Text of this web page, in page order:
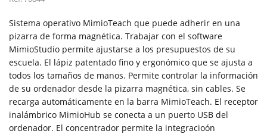
Sistema operativo MimioTeach que puede adherir en una
pizarra de forma magnética. Trabajar con el software
MimioStudio permite ajustarse a los presupuestos de su
escuela. El lápiz patentado fino y ergonómico que se ajusta a
todos los tamaños de manos. Permite controlar la información
de su ordenador desde la pizarra magnética, sin cables. Se
recarga automáticamente en la barra MimioTeach. El receptor
inalámbrico MimioHub se conecta a un puerto USB del
ordenador. El concentrador permite la integracioón